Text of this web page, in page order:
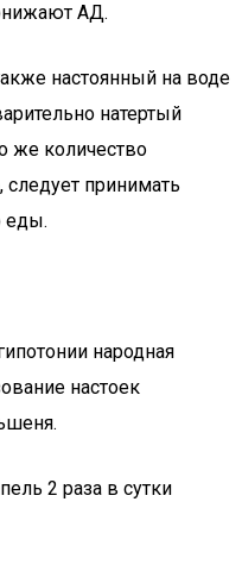
АД.
настоянный на воде
натертый
же количество
следует принимать
еды.
народная
настоек
2 раза в сутки